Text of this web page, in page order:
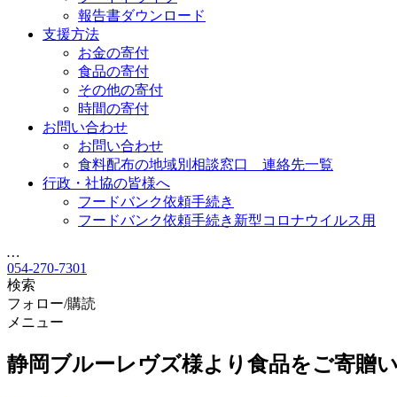
報告書ダウンロード
支援方法
お金の寄付
食品の寄付
その他の寄付
時間の寄付
お問い合わせ
お問い合わせ
食料配布の地域別相談窓口 連絡先一覧
行政・社協の皆様へ
フードバンク依頼手続き
フードバンク依頼手続き新型コロナウイルス用
…
054-270-7301
検索
フォロー/購読
メニュー
静岡ブルーレヴズ様より食品をご寄贈